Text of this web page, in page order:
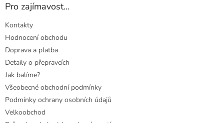
Pro zajímavost...
Kontakty
Hodnocení obchodu
Doprava a platba
Detaily o přepravcích
Jak balíme?
Všeobecné obchodní podmínky
Podmínky ochrany osobních údajů
Velkoobchod